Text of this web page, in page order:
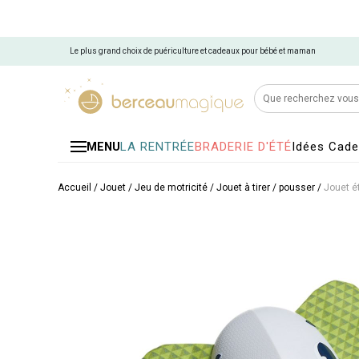
Le plus grand choix de puériculture et cadeaux pour bébé et maman
MENULA RENTRÉEBRADERIE D'ÉTÉIdées
Accueil / Jouet / Jeu de motricité / Jouet à tirer / pousser / Jouet